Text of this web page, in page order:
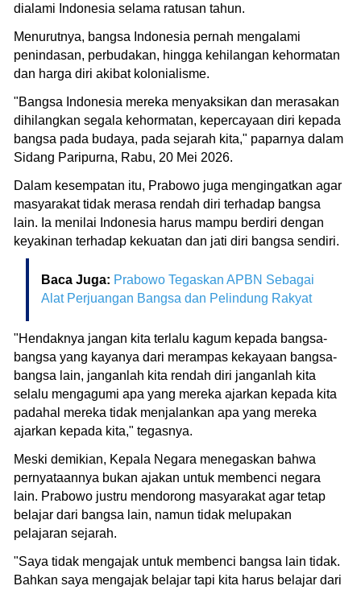
dialami Indonesia selama ratusan tahun.
Menurutnya, bangsa Indonesia pernah mengalami
penindasan, perbudakan, hingga kehilangan kehormatan
dan harga diri akibat kolonialisme.
"Bangsa Indonesia mereka menyaksikan dan merasakan
dihilangkan segala kehormatan, kepercayaan diri kepada
bangsa pada budaya, pada sejarah kita," paparnya dalam
Sidang Paripurna, Rabu, 20 Mei 2026.
Dalam kesempatan itu, Prabowo juga mengingatkan agar
masyarakat tidak merasa rendah diri terhadap bangsa
lain. Ia menilai Indonesia harus mampu berdiri dengan
keyakinan terhadap kekuatan dan jati diri bangsa sendiri.
Baca Juga: Prabowo Tegaskan APBN Sebagai
Alat Perjuangan Bangsa dan Pelindung Rakyat
"Hendaknya jangan kita terlalu kagum kepada bangsa-
bangsa yang kayanya dari merampas kekayaan bangsa-
bangsa lain, janganlah kita rendah diri janganlah kita
selalu mengagumi apa yang mereka ajarkan kepada kita
padahal mereka tidak menjalankan apa yang mereka
ajarkan kepada kita," tegasnya.
Meski demikian, Kepala Negara menegaskan bahwa
pernyataannya bukan ajakan untuk membenci negara
lain. Prabowo justru mendorong masyarakat agar tetap
belajar dari bangsa lain, namun tidak melupakan
pelajaran sejarah.
"Saya tidak mengajak untuk membenci bangsa lain tidak.
Bahkan saya mengajak belajar tapi kita harus belajar dari